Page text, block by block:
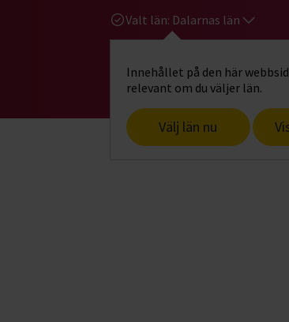
Valt län: Dalarnas län
Innehållet på den här
relevant om du väljer län.
Välj län nu
Gå till